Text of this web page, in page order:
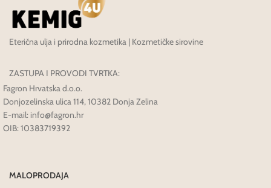
Eterična ulja i prirodna kozmetika | Kozmetičke sirovine
ZASTUPA I PROVODI TVRTKA:
Fagron Hrvatska d.o.o.
Donjozelinska ulica 114, 10382 Donja Zelina
E-mail: info@fagron.hr
OIB: 10383719392
MALOPRODAJA